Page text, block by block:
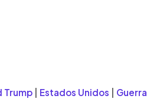
Trump Estados Unidos
Guerra